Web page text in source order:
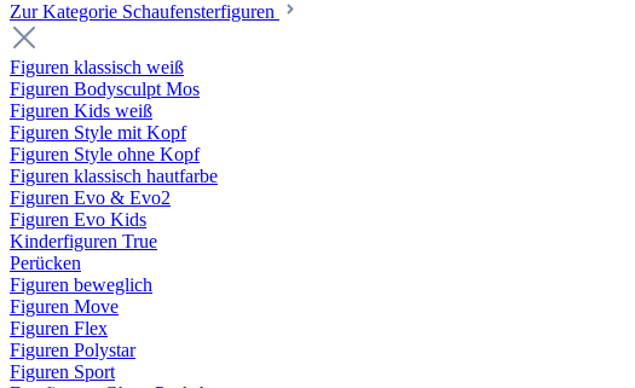
Zur Kategorie Schaufenster­figuren
Figuren klassisch weiß
Figuren Bodysculpt Mos
Figuren Kids weiß
Figuren Style mit Kopf
Figuren Style ohne Kopf
Figuren klassisch hautfarbe
Figuren Evo & Evo2
Figuren Evo Kids
Kinderfiguren True
Perücken
Figuren beweglich
Figuren Move
Figuren Flex
Figuren Polystar
Figuren Sport